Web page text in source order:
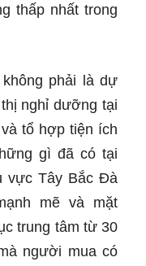
thấp nhất trong
phải là dự
nghỉ dưỡng tại
tổ hợp tiện ích
gì đã có tại
vực Tây Bắc Đà
mẽ và mặt
trung tâm từ 30
người mua có